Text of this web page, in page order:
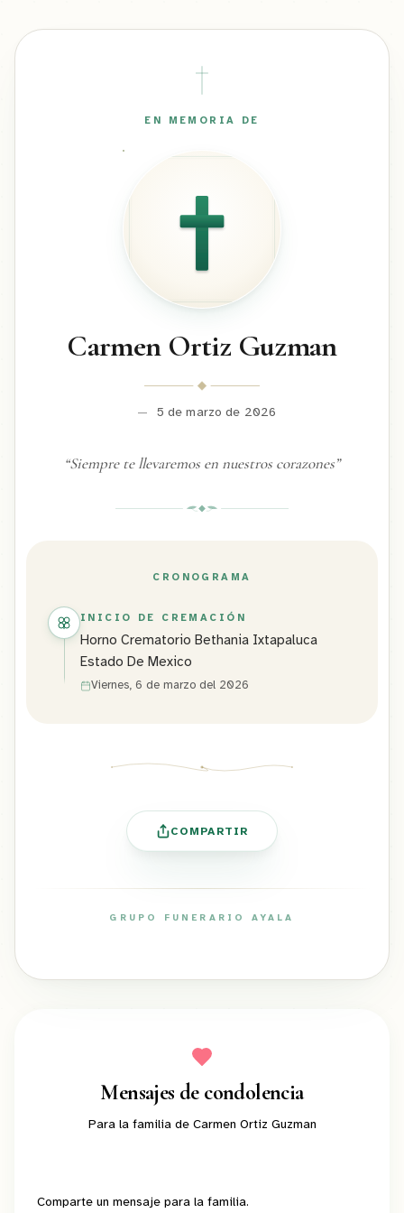
EN MEMORIA DE
Carmen Ortiz Guzman
— 5 de marzo de 2026
“Siempre te llevaremos en nuestros corazones”
CRONOGRAMA
INICIO DE CREMACIÓN
Horno Crematorio Bethania Ixtapaluca
Estado De Mexico
Viernes, 6 de marzo del 2026
COMPARTIR
GRUPO FUNERARIO AYALA
Mensajes de condolencia
Para la familia de Carmen Ortiz Guzman
Comparte un mensaje para la familia.